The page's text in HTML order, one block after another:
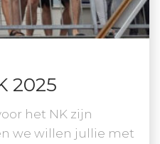
2025
het NK zijn
we willen jullie met